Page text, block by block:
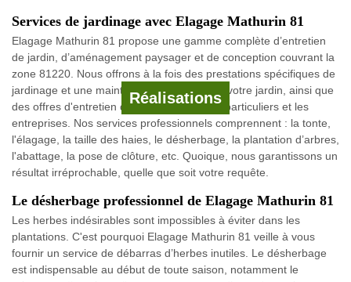
Réalisations
Services de jardinage avec Elagage Mathurin 81
Elagage Mathurin 81 propose une gamme complète d’entretien
de jardin, d’aménagement paysager et de conception couvrant la
zone 81220. Nous offrons à la fois des prestations spécifiques de
jardinage et une maintenance complète de votre jardin, ainsi que
des offres d'entretien des terrains pour les particuliers et les
entreprises. Nos services professionnels comprennent : la tonte,
l'élagage, la taille des haies, le désherbage, la plantation d’arbres,
l'abattage, la pose de clôture, etc. Quoique, nous garantissons un
résultat irréprochable, quelle que soit votre requête.
Le désherbage professionnel de Elagage Mathurin 81
Les herbes indésirables sont impossibles à éviter dans les
plantations. C'est pourquoi Elagage Mathurin 81 veille à vous
fournir un service de débarras d’herbes inutiles. Le désherbage
est indispensable au début de toute saison, notamment le